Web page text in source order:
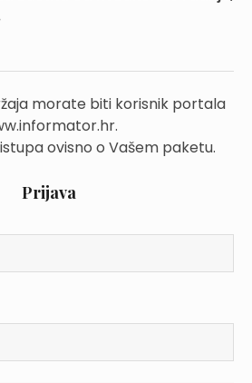
morate biti korisnik portala
ovisno o Vašem paketu.
Prijava